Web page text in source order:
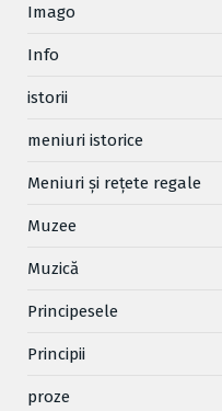
Imago
Info
istorii
meniuri istorice
Meniuri și rețete regale
Muzee
Muzică
Principesele
Principii
proze